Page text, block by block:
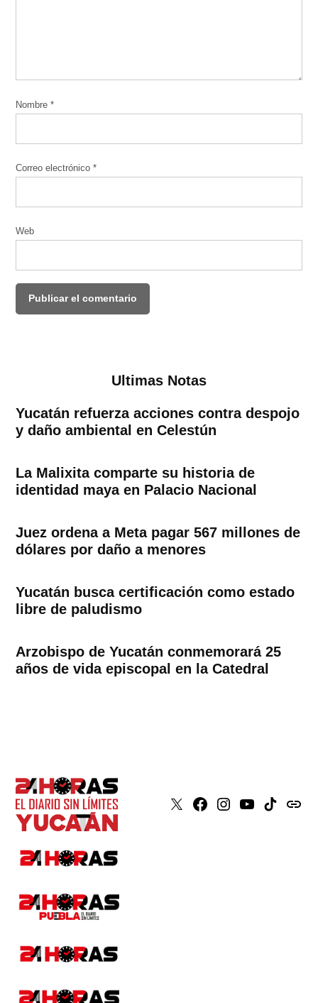
Nombre*
Correo electrónico*
Web
Ultimas Notas
Yucatán refuerza acciones contra despojo
y daño ambiental en Celestún
La Malixita comparte su historia de
identidad maya en Palacio Nacional
Juez ordena a Meta pagar 567 millones de
dólares por daño a menores
Yucatán busca certificación como estado
libre de paludismo
Arzobispo de Yucatán conmemorará 25
años de vida episcopal en la Catedral
X Faceboook
Instagram
YoutubeTiktokissuu